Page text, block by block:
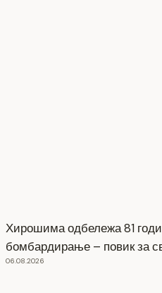
Хирошима одбележа 81
бомбардирање – повик за
06.08.2026